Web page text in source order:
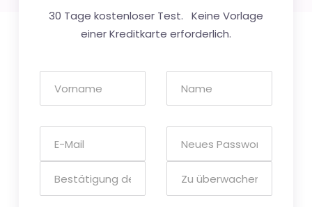
30 Tage kostenloser Test. Keine Vorlage
einer Kreditkarte erforderlich.